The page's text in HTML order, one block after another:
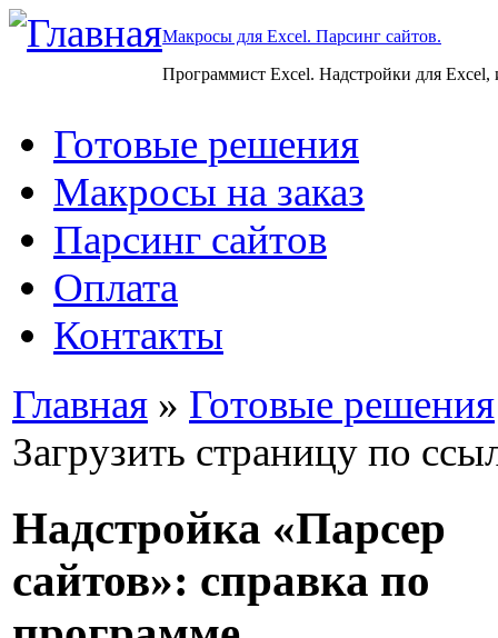
Макросы для Excel. Парсинг сайтов.
Программист Excel. Надстройки для Excel,
Готовые решения
Макросы на заказ
Парсинг сайтов
Оплата
Контакты
Главная » Готовые решения
Загрузить страницу по
Надстройка «Парсер
сайтов»: справка по